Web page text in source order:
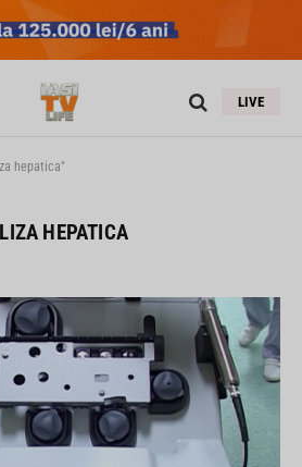
LIVE
hepatica"
HEPATICA